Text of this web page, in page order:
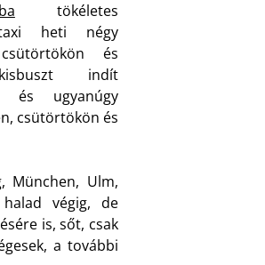
tökéletes
heti négy
és
indít
és ugyanúgy
csütörtökön és
München, Ulm,
végig, de
is, sőt, csak
a további